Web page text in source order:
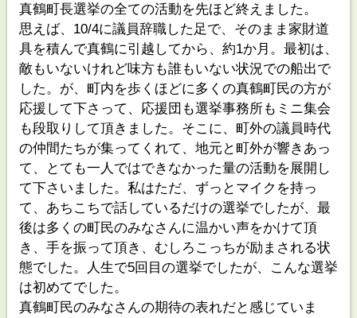
真鶴町長選挙の全ての活動を先ほど終えました。
思えば、10/4に議員辞職した足で、そのまま家財道
具を積んで真鶴に引越してから、約1か月。最初は、
敵もいないけれど味方も誰もいない状況での船出で
した。が、町内を歩くほどに多くの真鶴町民の方が
応援して下さって、応援団も選挙事務所もミニ集会
も段取りして頂きました。そこに、町外の議員時代
の仲間たちが集ってくれて、地元と町外が響きあっ
て、とても一人ではできなかった量の活動を展開し
て下さいました。私はただ、ずっとマイクを持っ
て、あちこちで話しているだけの選挙でしたが、最
後は多くの町民のみなさんに温かい声をかけて頂
き、手を振って頂き、むしろこっちが励まされる状
態でした。人生で5回目の選挙でしたが、こんな選挙
は初めてでした。
真鶴町民のみなさんの期待の表れだと感じていま